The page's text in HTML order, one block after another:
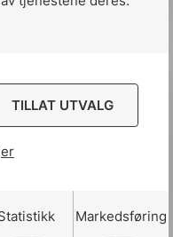
TILLAT UTVALG
Markedsføring
fra
standarder.
Vi ser for oss å